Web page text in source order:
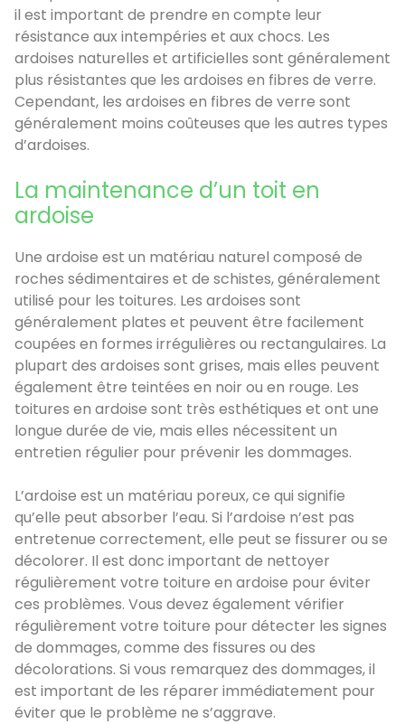
il est important de prendre en compte leur
résistance aux intempéries et aux chocs. Les
ardoises naturelles et artificielles sont généralement
plus résistantes que les ardoises en fibres de verre.
Cependant, les ardoises en fibres de verre sont
généralement moins coûteuses que les autres types
d’ardoises.
La maintenance d’un toit en
ardoise
Une ardoise est un matériau naturel composé de
roches sédimentaires et de schistes, généralement
utilisé pour les toitures. Les ardoises sont
généralement plates et peuvent être facilement
coupées en formes irrégulières ou rectangulaires. La
plupart des ardoises sont grises, mais elles peuvent
également être teintées en noir ou en rouge. Les
toitures en ardoise sont très esthétiques et ont une
longue durée de vie, mais elles nécessitent un
entretien régulier pour prévenir les dommages.
L’ardoise est un matériau poreux, ce qui signifie
qu’elle peut absorber l’eau. Si l’ardoise n’est pas
entretenue correctement, elle peut se fissurer ou se
décolorer. Il est donc important de nettoyer
régulièrement votre toiture en ardoise pour éviter
ces problèmes. Vous devez également vérifier
régulièrement votre toiture pour détecter les signes
de dommages, comme des fissures ou des
décolorations. Si vous remarquez des dommages, il
est important de les réparer immédiatement pour
éviter que le problème ne s’aggrave.